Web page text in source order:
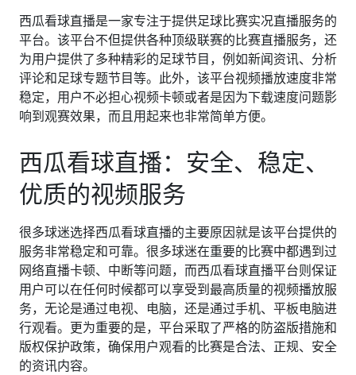
西瓜看球直播是一家专注于提供足球比赛实况直播服务的
平台。该平台不但提供各种顶级联赛的比赛直播服务，还
为用户提供了多种精彩的足球节目，例如新闻资讯、分析
评论和足球专题节目等。此外，该平台视频播放速度非常
稳定，用户不必担心视频卡顿或者是因为下载速度问题影
响到观赛效果，而且用起来也非常简单方便。
西瓜看球直播：安全、稳定、
优质的视频服务
很多球迷选择西瓜看球直播的主要原因就是该平台提供的
服务非常稳定和可靠。很多球迷在重要的比赛中都遇到过
网络直播卡顿、中断等问题，而西瓜看球直播平台则保证
用户可以在任何时候都可以享受到最高质量的视频播放服
务，无论是通过电视、电脑，还是通过手机、平板电脑进
行观看。更为重要的是，平台采取了严格的防盗版措施和
版权保护政策，确保用户观看的比赛是合法、正规、安全
的资讯内容。